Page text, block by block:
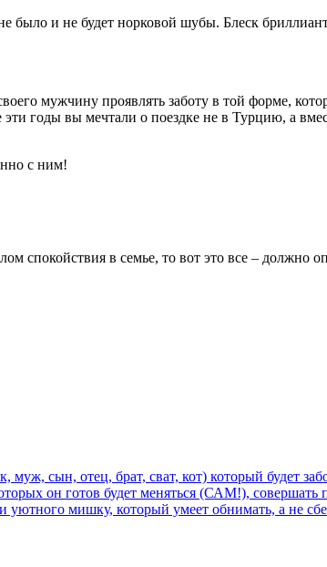
было и не будет норковой шубы. Блеск
мужчину проявлять заботу в той форме,
эти годы вы мечтали о поездке не в Турцию, а
с ним!
спокойствия в семье, то вот это все – должно
сын, отец, брат, сват, кот) который будет
он готов будет меняться (САМ!), совершать
мишку, который умеет обнимать, а не